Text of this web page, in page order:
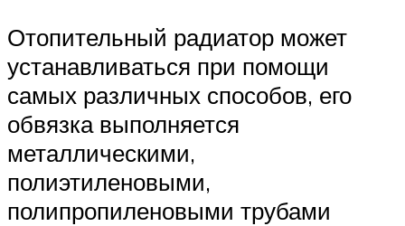
Отопительный радиатор может
устанавливаться при помощи
самых различных способов, его
обвязка выполняется
металлическими,
полиэтиленовыми,
полипропиленовыми трубами